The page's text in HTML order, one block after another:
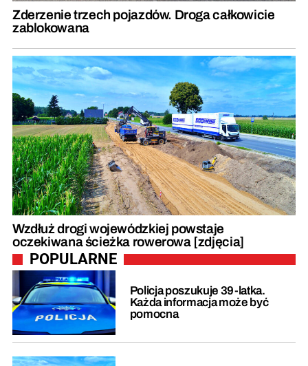
Zderzenie trzech pojazdów. Droga całkowicie
zablokowana
Wzdłuż drogi wojewódzkiej powstaje
oczekiwana ścieżka rowerowa [zdjęcia]
POPULARNE
Policja poszukuje 39-latka.
Każda informacja może być
pomocna